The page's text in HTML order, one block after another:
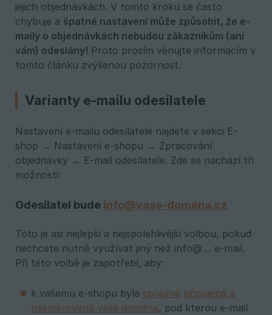
jejich objednávkách. V tomto kroku se často
chybuje a špatné nastavení může způsobit, že e-
maily o objednávkách nebudou zákazníkům (ani
vám) odeslány! Proto prosím věnujte informacím v
tomto článku zvýšenou pozornost.
Varianty e-mailu odesílatele
Nastavení e-mailu odesílatele najdete v sekci E-
shop → Nastavení e-shopu → Zpracování
objednávky → E-mail odesílatele. Zde se nachází tři
možnosti:
Odesílatel bude info@vase-domena.cz
Toto je asi nejlepší a nejspolehlivější volbou, pokud
nechcete nutně využívat jiný než info@… e-mail.
Při této volbě je zapotřebí, aby:
k vašemu e-shopu byla správně připojená a
nasměrovaná vaše doména, pod kterou e-mail